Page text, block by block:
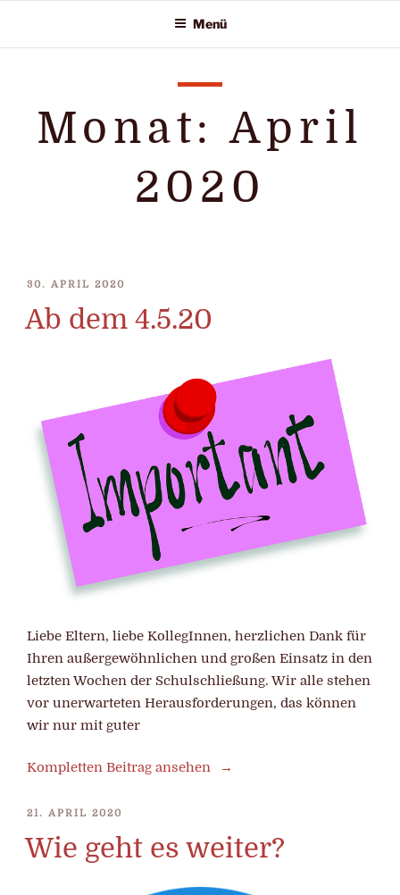
springen
Menü
Monat:April
2020
VERÖFFENTLICHT
30. APRIL 2020
Ab dem 4.5.20
Liebe Eltern, liebe KollegInnen, herzlichen Dank für
Ihren außergewöhnlichen und großen Einsatz in den
letzten Wochen der Schulschließung. Wir alle stehen
vor unerwarteten Herausforderungen, das können
wir nur mit guter
Kompletten Beitrag ansehen
VERÖFFENTLICHT
21. APRIL 2020
Wie geht es weiter?